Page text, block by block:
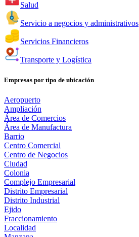
Salud
Servicio a negocios y administrativos
Servicios Financieros
Transporte y Logística
Empresas por tipo de ubicación
Aeropuerto
Ampliación
Área de Comercios
Área de Manufactura
Barrio
Centro Comercial
Centro de Negocios
Ciudad
Colonia
Complejo Empresarial
Distrito Empresarial
Distrito Industrial
Ejido
Fraccionamiento
Localidad